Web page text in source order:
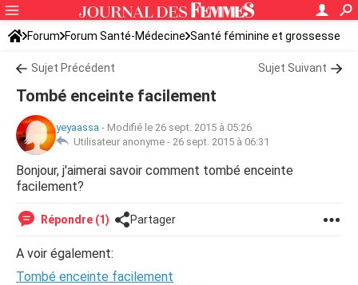
Forum Forum Santé-Médecine Santé féminine et grossesse
Tomber enceinte
Sujet Précédent Sujet Suivant
Tombé enceinte facilement
yeyaassa - Modifié le 26 sept. 2015 à 05:26
Utilisateur anonyme - 26 sept. 2015 à 06:31
Bonjour, j'aimerai savoir comment tombé enceinte
facilement?
Répondre (1) Partager
A voir également:
Tombé enceinte facilement